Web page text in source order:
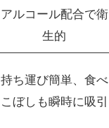
アルコール配合で衛
生的
持ち運び簡単、食べ
こぼしも瞬時に吸引